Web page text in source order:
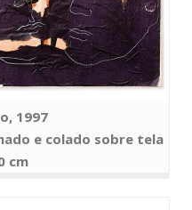
1997
e colado sobre tela
cm